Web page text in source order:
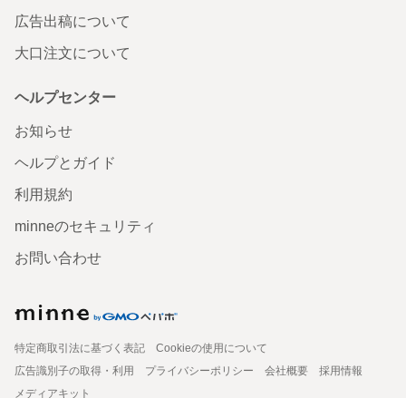
広告出稿について
大口注文について
ヘルプセンター
お知らせ
ヘルプとガイド
利用規約
minneのセキュリティ
お問い合わせ
特定商取引法に基づく表記
Cookieの使用について
広告識別子の取得・利用
プライバシーポリシー 会社概要
採用情報
メディアキット